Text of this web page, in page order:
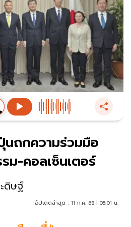
ถกความร่วมมือ
ม-คอลเซ็นเตอร์
ดิษฐ์
อัปเดตล่าสุด : 11 ก.ค. 68 | 05:01 น.